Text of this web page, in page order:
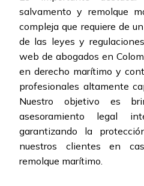
salvamento y remolque
compleja que requiere de
de las leyes y
web de abogados en
en derecho marítimo y
profesionales altamente
Nuestro objetivo es
asesoramiento legal
garantizando la
nuestros clientes en
remolque marítimo.